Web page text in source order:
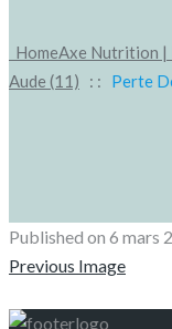
HomeAxe Nutrition |
Aude (11) : : Perte
Published on 6 mars
Previous Image